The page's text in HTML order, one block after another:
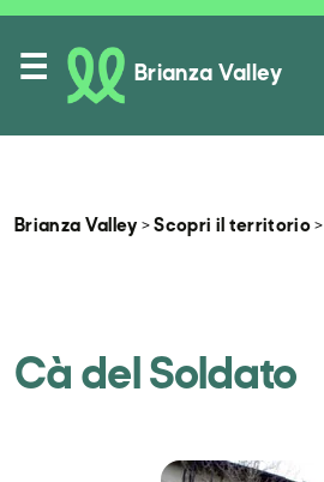
Brianza Valley
Luoghi da conoscere
Brianza Valley >Scopri il territorio>
Cà del Soldato